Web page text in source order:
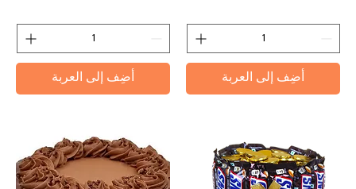
أضِف إلى العربة أضِف إلى العربة